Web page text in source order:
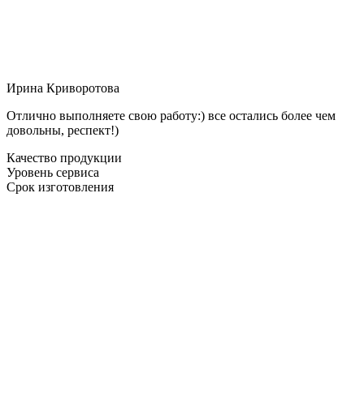
Ирина Криворотова
Отлично выполняете свою работу:) все остались более чем
довольны, респект!)
Качество продукции
Уровень сервиса
Срок изготовления